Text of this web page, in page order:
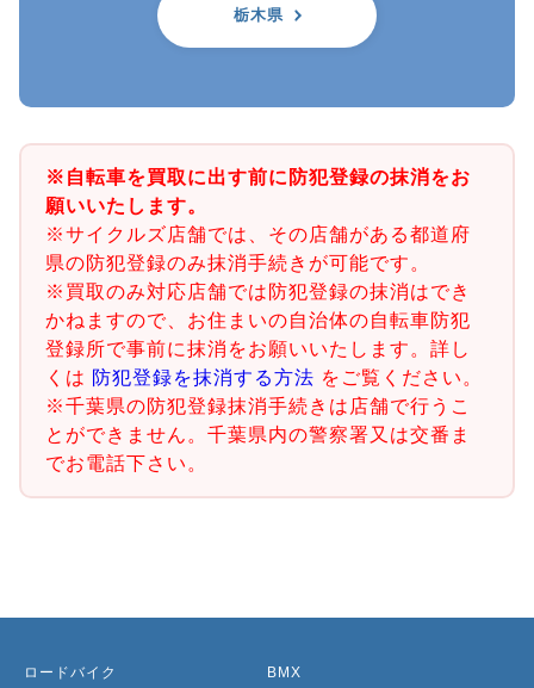
栃木県
※自転車を買取に出す前に防犯登録の抹消をお
願いいたします。
※サイクルズ店舗では、その店舗がある都道府
県の防犯登録のみ抹消手続きが可能です。
※買取のみ対応店舗では防犯登録の抹消はでき
かねますので、お住まいの自治体の自転車防犯
登録所で事前に抹消をお願いいたします。詳し
くは 防犯登録を抹消する方法 をご覧ください。
※千葉県の防犯登録抹消手続きは店舗で行うこ
とができません。千葉県内の警察署又は交番ま
でお電話下さい。
ロードバイク BMX